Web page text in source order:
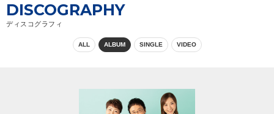
ジャンル
DISCOGRAPHY
ディスコグラフィ
ALL ALBUM SINGLE VIDEO